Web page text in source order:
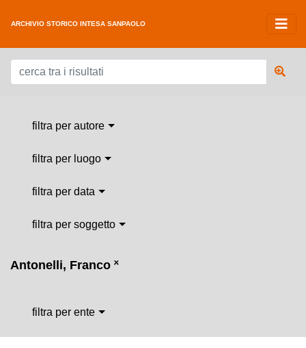
ARCHIVIO STORICO INTESA SANPAOLO
filtra per autore
filtra per luogo
filtra per data
filtra per soggetto
Antonelli, Franco ˟
filtra per ente